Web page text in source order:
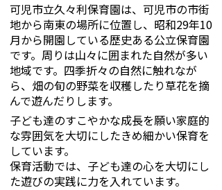
可児市立久々利保育園は、可児市の市街
地から南東の場所に位置し、昭和29年10
月から開園している歴史ある公立保育園
です。周りは山々に囲まれた自然が多い
地域です。四季折々の自然に触れなが
ら、畑の旬の野菜を収穫したり草花を摘
んで遊んだりします。
子ども達のすこやかな成長を願い家庭的
な雰囲気を大切にしたきめ細かい保育を
しています。
保育活動では、子ども達の心を大切にし
た遊びの実践に力を入れています。